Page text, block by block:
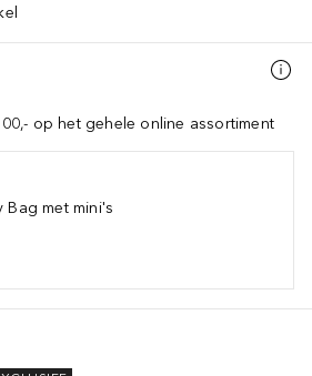
op het gehele online assortiment
Bag met mini's